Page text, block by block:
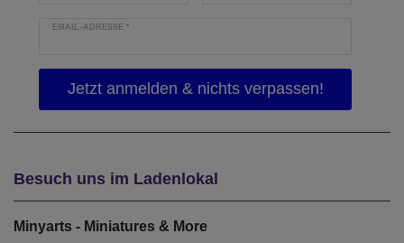
EMAIL-ADRESSE*
Besuch uns im Ladenlokal
Minyarts - Miniatures & More